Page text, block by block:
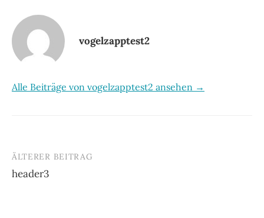
vogelzapptest2
Alle Beiträge von vogelzapptest2 ansehen →
Beitrags-
Navigation
ÄLTERER BEITRAG
header3